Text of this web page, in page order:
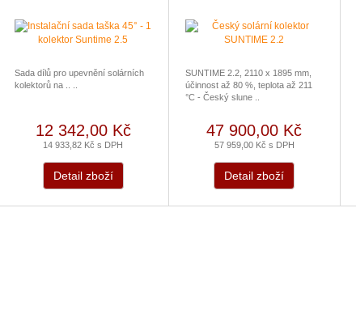
Sada dílů pro upevnění solárních
kolektorů na .. ..
12 342,00 Kč
14 933,82 Kč s DPH
Detail zboží
SUNTIME 2.2, 2110 x 1895 mm,
účinnost až 80 %, teplota až 211
°C - Český slune ..
47 900,00 Kč
57 959,00 Kč s DPH
Detail zboží